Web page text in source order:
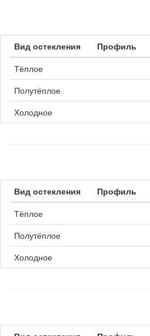
Вид остекления Профиль
Тёплое
Полутёплое
Холодное
Вид остекления Профиль
Тёплое
Полутёплое
Холодное